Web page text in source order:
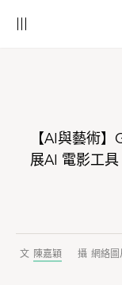
【AI與藝術
展AI 電影工
陳嘉穎 網絡圖